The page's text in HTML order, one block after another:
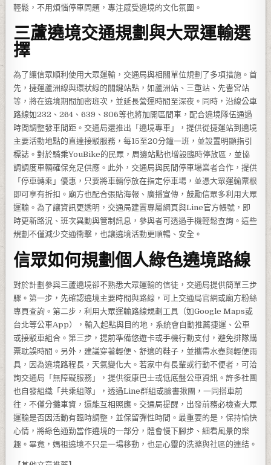
輕鬆，不用煩惱停車問題，專注感受遶境的文化氛圍。
三蘆遶境交通規劃與大眾運輸選
擇
為了讓信眾順利使用大眾運輸，交通局與相關單位規劃了多項措施。首
先，捷運蘆洲線與環狀線的關鍵站點，如蘆洲站、三重站、先嗇宮站
等，將在遶境期間加密班次，並延長營運時間至深夜。同時，沿線公車
路線如232、264、639、806等也將加開區間車，配合遶境隊伍通過
時間調整發車間距。交通局還推出「遶境專車」，提供從捷運站到遶境
主要活動地點的直達接駁服務，每15至20分鐘一班，並設置明顯指引
標誌。對於騎乘YouBike的民眾，周邊站點也增設臨時停放區，並協
調調度車輛確保充足供應。此外，交通局與民間停車場業者合作，提供
「停車轉乘」優惠，只要將車輛停放在指定停車場，並憑大眾運輸票根
即可享有折扣。廟方也配合張貼海報、廣播宣傳，鼓勵信眾多利用大眾
運輸。為了讓資訊更透明，交通局建置專屬網頁與Line官方帳號，即
時更新路況、班次異動與管制訊息，參與者可透過手機輕鬆查詢。這些
規劃不僅減少交通衝擊，也讓遶境活動更順暢、安全。
信眾如何規劃個人綠色遶境路線
對於計劃參與三蘆遶境卻不熟悉大眾運輸的信徒，交通局提供簡單三步
驟。第一步，先確認遶境主要時間與路線，可上交通局官網或廟方粉絲
專頁查詢。第二步，利用大眾運輸路線規劃工具（如Google Maps或
台北等公車App），輸入起點與目的地，系統會自動推薦捷運、公車
或接駁車組合。第三步，提前準備悠遊卡或手機行動支付，避免排隊購
票耽誤時間。另外，建議穿著輕便、舒適的鞋子，並攜帶水壺與輕便雨
具，因為遶境路程長，天氣變化大。若家中有長輩或行動不便者，可洽
詢交通局「無障礙服務」，提供復康巴士或低底盤公車資訊。許多社團
也自發組織「共乘組隊」，透過Line群組或臉書揪團，一同搭車前
往，不僅分攤車資，還能互相照應。交通局提醒，出發前務必檢查大眾
運輸是否因活動有臨時調整，並保留彈性時間。最重要的是，保持愉快
心情，將綠色通勤當作遶境的一部分，體會慢下腳步、細看風景的樂
趣。畢竟，媽祖遶境不只是一場移動，也是心靈的洗滌與社區的連結。